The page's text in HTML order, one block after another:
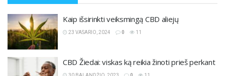
Kaip išsirinkti veiksmingą CBD aliejų
23 VASARIO, 2024 0 11
CBD Žiedai: viskas ką reikia žinoti prieš perkant